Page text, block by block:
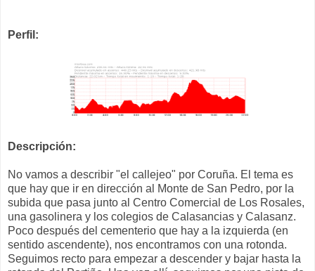
Perfil:
Descripción:
No vamos a describir "el callejeo" por Coruña. El tema es
que hay que ir en dirección al Monte de San Pedro, por la
subida que pasa junto al Centro Comercial de Los Rosales,
una gasolinera y los colegios de Calasancias y Calasanz.
Poco después del cementerio que hay a la izquierda (en
sentido ascendente), nos encontramos con una rotonda.
Seguimos recto para empezar a descender y bajar hasta la